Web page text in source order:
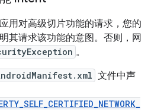
用对高级切片功能的请求，您的
其请求该功能的意图。否则，网
。
文件中声